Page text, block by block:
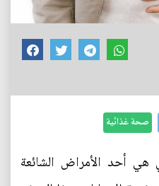
صحة غذائية
هي أحد الأمراض الشائعة